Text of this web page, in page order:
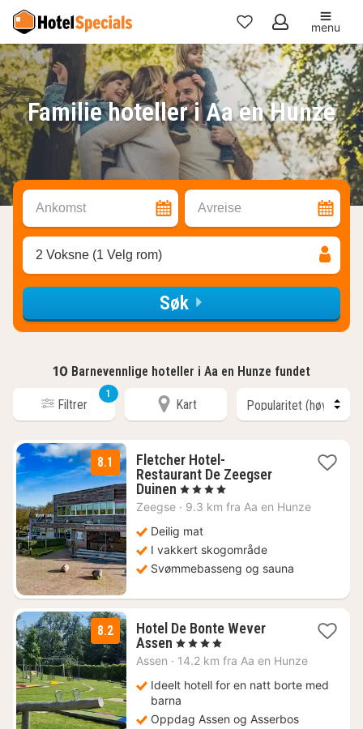
Mine
favoritter
menu
Familie hoteller i Aa en Hunze
Ankomst Avreise
2 Voksne (1 Velg rom)
Søk
10 Barnevennlige hoteller i Aa en Hunze fundet
Filtrer
1
Kart
8.1
Fletcher Hotel-
Restaurant De Zeegser
Duinen 1
natt
915
kr.
, 4 Stjerner
Zeegse · 9.3 km fra Aa en Hunze
Deilig mat
I vakkert skogområde
Svømmebasseng og sauna
8.2
Hotel De Bonte Wever
Assen 3
netter
981
kr.
, 4 Stjerner
Assen · 14.2 km fra Aa en Hunze
Ideelt hotell for en natt borte med
barna
Oppdag Assen og Asserbos